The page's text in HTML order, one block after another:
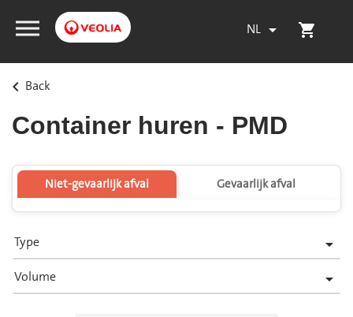
shopping_cart
NL 
keyboard_arrow_left Back
Container huren - PMD
Niet-gevaarlijk afval Gevaarlijk afval
Type 
Volume 